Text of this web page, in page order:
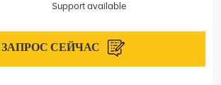
Support available
ЗАПРОС СЕЙЧАС